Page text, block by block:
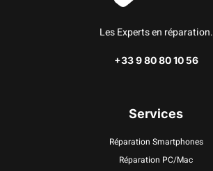
Les Experts en réparation.
+33 9 80 80 10 56
Services
Réparation Smartphones
Réparation PC/Mac